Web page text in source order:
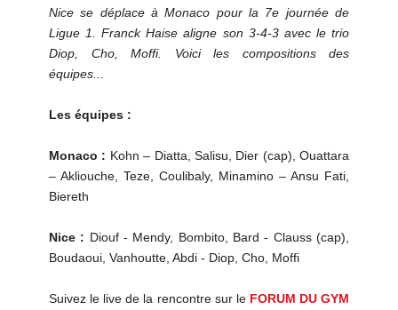
Nice se déplace à Monaco pour la 7e journée de
Ligue 1. Franck Haise aligne son 3-4-3 avec le trio
Diop, Cho, Moffi. Voici les compositions des
équipes...
Les équipes :
Monaco : Kohn – Diatta, Salisu, Dier (cap), Ouattara
– Akliouche, Teze, Coulibaly, Minamino – Ansu Fati,
Biereth
Nice : Diouf - Mendy, Bombito, Bard - Clauss (cap),
Boudaoui, Vanhoutte, Abdi - Diop, Cho, Moffi
Suivez le live de la rencontre sur le FORUM DU GYM